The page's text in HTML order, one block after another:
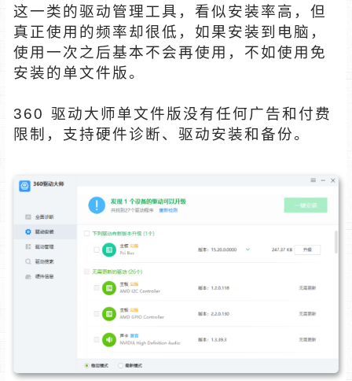
这一类的驱动管理工具，看似安装率高，但
真正使用的频率却很低，如果安装到电脑，
使用一次之后基本不会再使用，不如使用免
安装的单文件版。
360 驱动大师单文件版没有任何广告和付费
限制，支持硬件诊断、驱动安装和备份。